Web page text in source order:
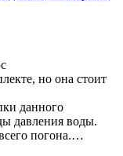
но она стоит
данного
давления воды.
погона.
термометра